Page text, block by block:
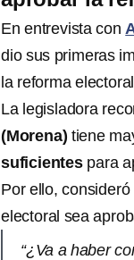
En entrevista con
dio sus primeras
la reforma
La legisladora
(Morena) tiene
suficientespara
Por ello, consideró
electoral sea
“¿Va a haber